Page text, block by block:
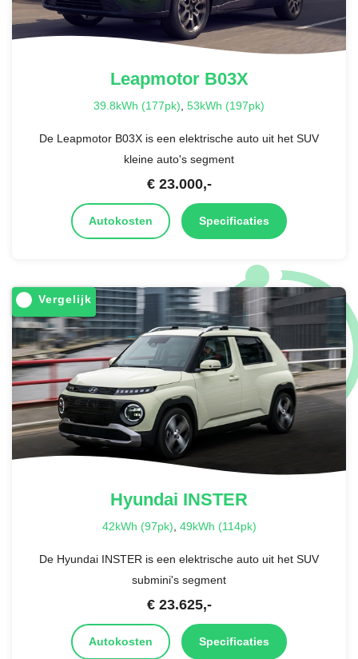
LeapmotorB03X
39.8kWh (177pk), 53kWh (197pk)
De Leapmotor B03X is een elektrische auto uit het SUV
kleine auto's segment
€ 23.000,-
Autokosten Specificaties
Vergelijk
Hyundai INSTER
42kWh (97pk) 49kWh (114pk)
De Hyundai INSTER is een elektrische auto uit het SUV
submini's segment
€ 23.625,-
Autokosten Specificaties